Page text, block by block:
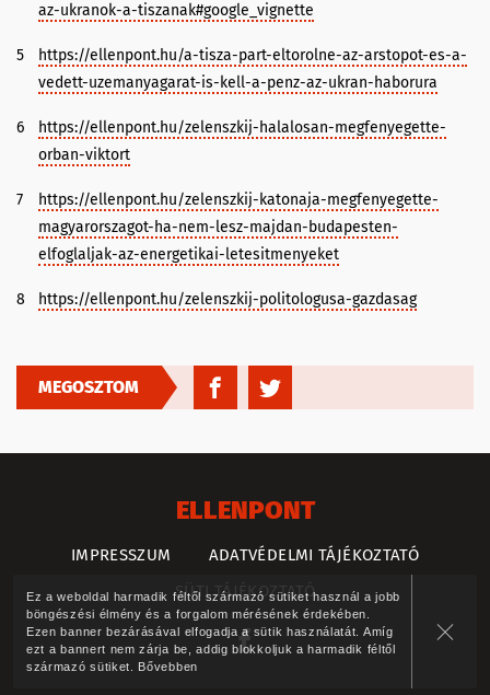
Ez a weboldal harmadik féltől származó sütiket használ a jobb
böngészési élmény és a forgalom mérésének érdekében.
Ezen banner bezárásával elfogadja a sütik használatát. Amíg
ezt a bannert nem zárja be, addig blokkoljuk a harmadik féltől
származó sütiket. Bővebben
az-ukranok-a-tiszanak#google_vignette
5
https://ellenpont.hu/a-tisza-part-eltorolne-az-arstopot-es-a-
vedett-uzemanyagarat-is-kell-a-penz-az-ukran-haborura
6
https://ellenpont.hu/zelenszkij-halalosan-megfenyegette-
orban-viktort
7
https://ellenpont.hu/zelenszkij-katonaja-megfenyegette-
magyarorszagot-ha-nem-lesz-majdan-budapesten-
elfoglaljak-az-energetikai-letesitmenyeket
8 https://ellenpont.hu/zelenszkij-politologusa-gazdasag
MEGOSZTOM
ELLENPONT
IMPRESSZUM
ADATVÉDELMI TÁJÉKOZTATÓ
SÜTI TÁJÉKOZTATÓ